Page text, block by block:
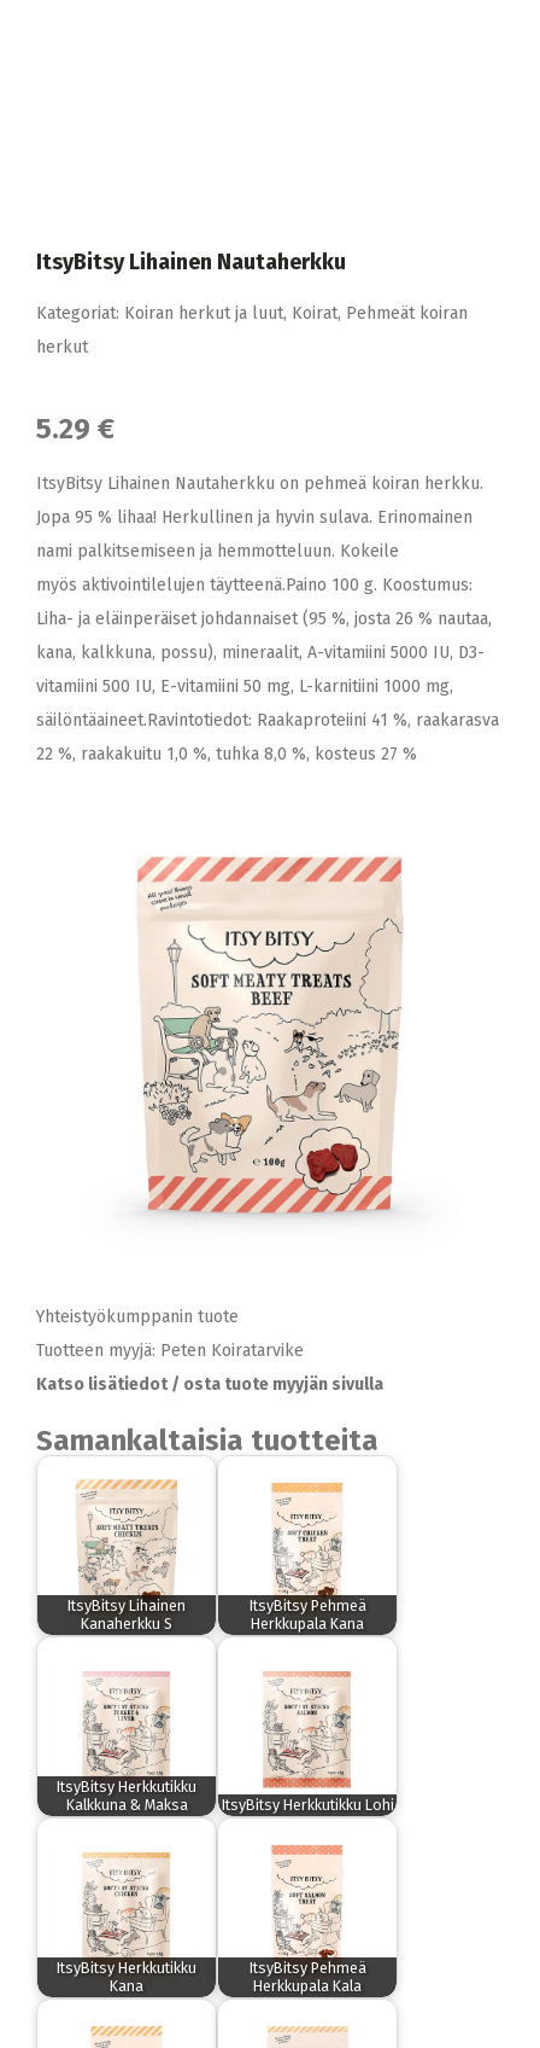
ItsyBitsy Lihainen Nautaherkku
Kategoriat: Koiran herkut ja luut, Koirat, Pehmeät koiran
herkut
5.29 €
ItsyBitsy Lihainen Nautaherkku on pehmeä koiran herkku.
Jopa 95 % lihaa! Herkullinen ja hyvin sulava. Erinomainen
nami palkitsemiseen ja hemmotteluun. Kokeile
myös aktivointilelujen täytteenä.Paino 100 g. Koostumus:
Liha- ja eläinperäiset johdannaiset (95 %, josta 26 % nautaa,
kana, kalkkuna, possu), mineraalit, A-vitamiini 5000 IU, D3-
vitamiini 500 IU, E-vitamiini 50 mg, L-karnitiini 1000 mg,
säilöntäaineet.Ravintotiedot: Raakaproteiini 41 %, raakarasva
22 %, raakakuitu 1,0 %, tuhka 8,0 %, kosteus 27 %
Yhteistyökumppanin tuote
Tuotteen myyjä: Peten Koiratarvike
Katso lisätiedot / osta tuote myyjän sivulla
Samankaltaisia tuotteita
ItsyBitsy Lihainen
Kanaherkku S
ItsyBitsy Pehmeä
Herkkupala Kana
ItsyBitsy Herkkutikku
Kalkkuna & Maksa
ItsyBitsy Herkkutikku Lohi
ItsyBitsy Herkkutikku
Kana
ItsyBitsy Pehmeä
Herkkupala Kala